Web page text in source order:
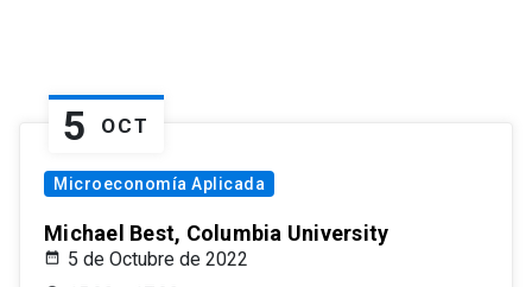
5 OCT
Microeconomía Aplicada
Michael Best, Columbia University
5 de Octubre de 2022